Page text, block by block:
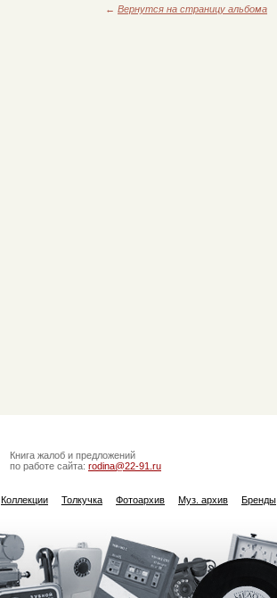
← Вернутся на страницу альбома
Книга жалоб и предложений
по работе сайта: rodina@22-91.ru
Коллекции Толкучка Фотоархив Муз. архив Бренды